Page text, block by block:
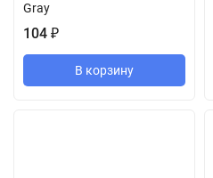
Gray
104 ₽
В корзину